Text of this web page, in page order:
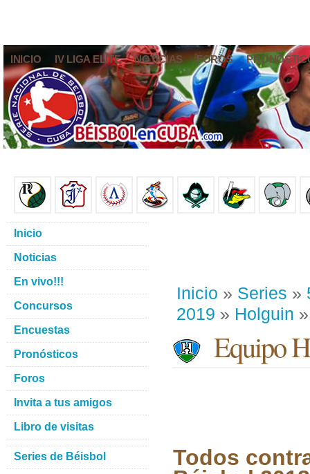
INICIO IV LIGA ELITE NOTICIAS FOROS
Inicio » Series »
2019 » Holguin
Equipo
Todos
Inicio
Noticias
En vivo!!!
Concursos
Encuestas
Pronósticos
Foros
Invita a tus amigos
Libro de visitas
Series de Béisbol